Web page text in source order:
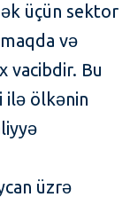
üçün sektor
və
vacibdir. Bu
ilə ölkənin
üzrə